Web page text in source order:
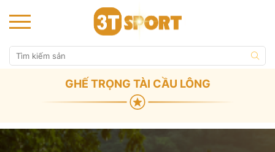
GHẾ TRỌNG TÀI CẦU LÔNG